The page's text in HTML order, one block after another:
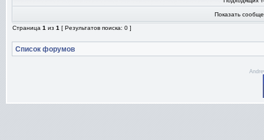
Показать
Страница 1 из 1 [ Результатов поиска: 0 ]
Список форумов